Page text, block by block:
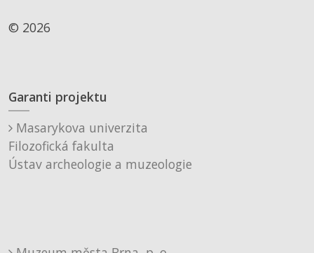
© 2026
Garanti projektu
Masarykova univerzita
Filozofická fakulta
Ústav archeologie a muzeologie